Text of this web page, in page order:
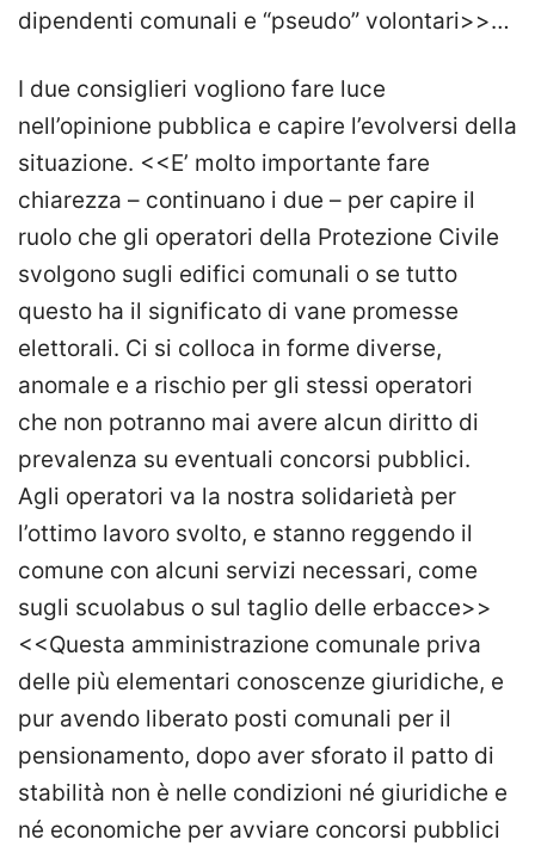
dipendenti comunali e “pseudo” volontari>>…
I due consiglieri vogliono fare luce
nell’opinione pubblica e capire l’evolversi della
situazione. <<E’ molto importante fare
chiarezza – continuano i due – per capire il
ruolo che gli operatori della Protezione Civile
svolgono sugli edifici comunali o se tutto
questo ha il significato di vane promesse
elettorali. Ci si colloca in forme diverse,
anomale e a rischio per gli stessi operatori
che non potranno mai avere alcun diritto di
prevalenza su eventuali concorsi pubblici.
Agli operatori va la nostra solidarietà per
l’ottimo lavoro svolto, e stanno reggendo il
comune con alcuni servizi necessari, come
sugli scuolabus o sul taglio delle erbacce>>
<<Questa amministrazione comunale priva
delle più elementari conoscenze giuridiche, e
pur avendo liberato posti comunali per il
pensionamento, dopo aver sforato il patto di
stabilità non è nelle condizioni né giuridiche e
né economiche per avviare concorsi pubblici